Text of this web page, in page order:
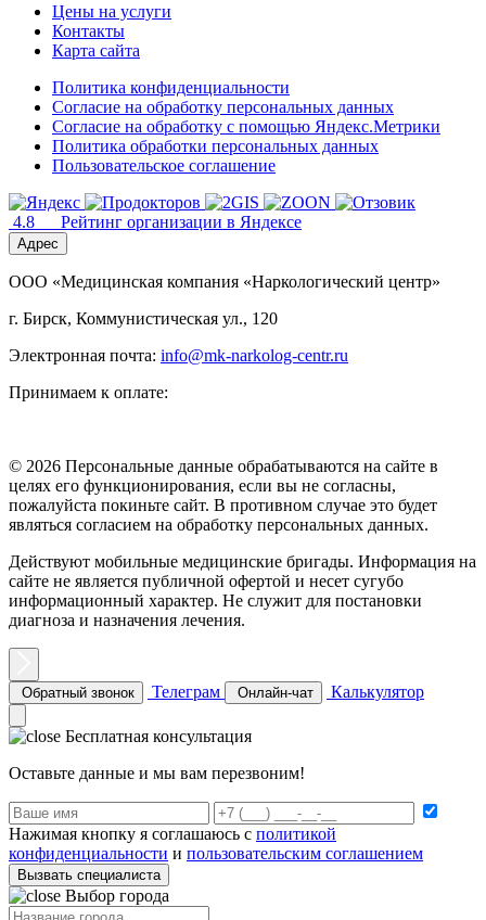
Цены на услуги
Контакты
Карта сайта
Политика конфиденциальности
Согласие на обработку персональных данных
Согласие на обработку с помощью Яндекс.Метрики
Политика обработки персональных данных
Пользовательское соглашение
4.8 Рейтинг организации в Яндексе
Адрес
ООО «Медицинская компания «Наркологический центр»
г. Бирск, Коммунистическая ул., 120
Электронная почта: info@mk-narkolog-centr.ru
Принимаем к оплате:
© 2026 Персональные данные обрабатываются на сайте в
целях его функционирования, если вы не согласны,
пожалуйста покиньте сайт. В противном случае это будет
являться согласием на обработку персональных данных.
Действуют мобильные медицинские бригады. Информация на
сайте не является публичной офертой и несет сугубо
информационный характер. Не служит для постановки
диагноза и назначения лечения.
Обратный звонок Телеграм Онлайн-чат Калькулятор
Бесплатная консультация
Оставьте данные и мы вам перезвоним!
Нажимая кнопку я соглашаюсь с политикой
конфиденциальности и пользовательским соглашением
Вызвать специалиста
Выбор города